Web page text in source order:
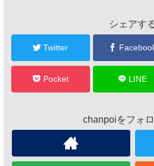
シェアす
Twitter
Pocket LINE
chanpoiをフォ